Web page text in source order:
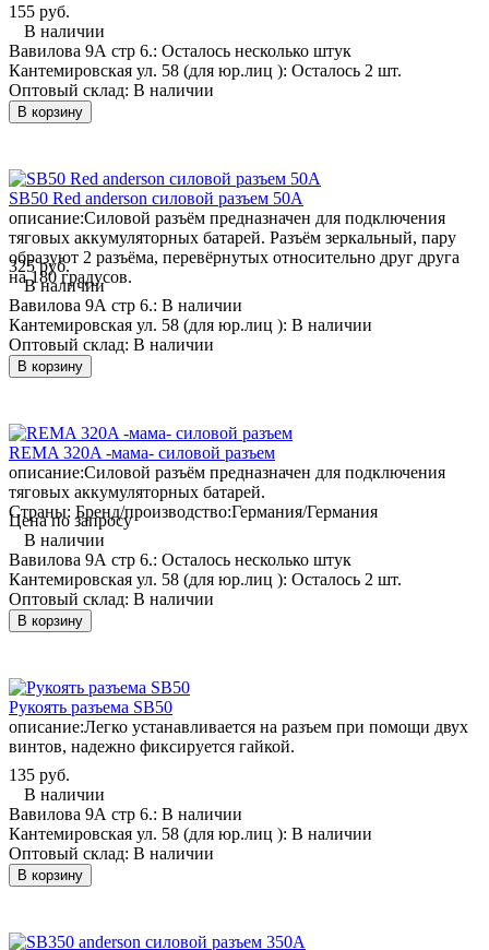
155 руб.
В наличии
Вавилова 9А стр 6.: Осталось несколько штук
Кантемировская ул. 58 (для юр.лиц ): Осталось 2 шт.
Оптовый склад: В наличии
В корзину
SB50 Red anderson силовой разъем 50А
описание:Силовой разъём предназначен для подключения
тяговых аккумуляторных батарей. Разъём зеркальный, пару
образуют 2 разъёма, перевёрнутых относительно друг друга
на 180 градусов.
325 руб.
В наличии
Вавилова 9А стр 6.: В наличии
Кантемировская ул. 58 (для юр.лиц ): В наличии
Оптовый склад: В наличии
В корзину
REMA 320A -мама- силовой разъем
описание:Силовой разъём предназначен для подключения
тяговых аккумуляторных батарей.
Страны: Бренд/производство:Германия/Германия
Цена по запросу
В наличии
Вавилова 9А стр 6.: Осталось несколько штук
Кантемировская ул. 58 (для юр.лиц ): Осталось 2 шт.
Оптовый склад: В наличии
В корзину
Рукоять разъема SB50
описание:Легко устанавливается на разъем при помощи двух
винтов, надежно фиксируется гайкой.
135 руб.
В наличии
Вавилова 9А стр 6.: В наличии
Кантемировская ул. 58 (для юр.лиц ): В наличии
Оптовый склад: В наличии
В корзину